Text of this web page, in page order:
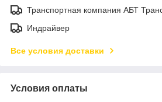
Транспортная компания АБТ
Индрайвер
Все условия доставки
Условия оплаты